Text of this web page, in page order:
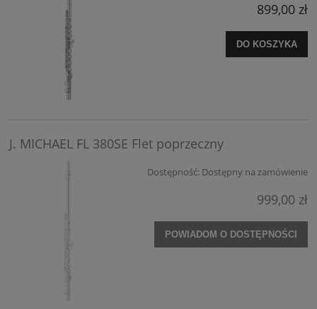
899,00 zł
DO KOSZYKA
J. MICHAEL FL 380SE Flet poprzeczny
Dostępność: Dostępny na zamówienie
999,00 zł
POWIADOM O DOSTĘPNOŚCI